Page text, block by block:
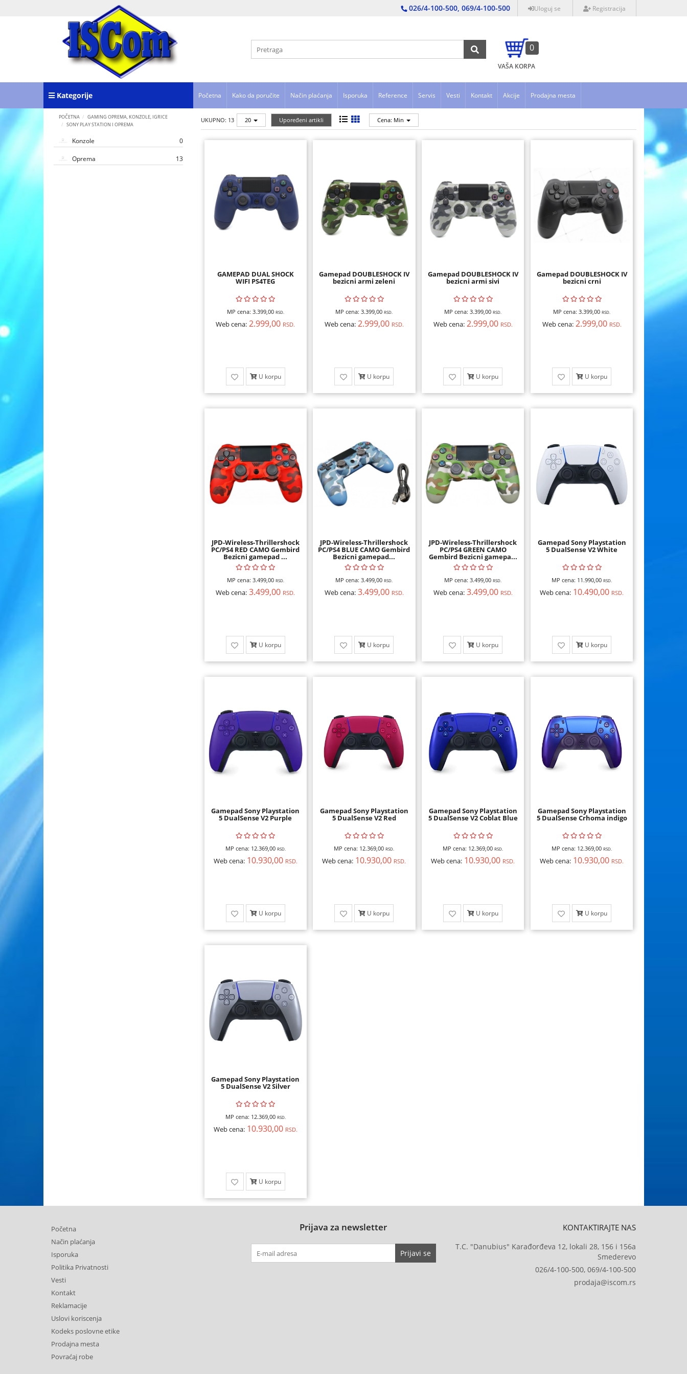
026/4-100-500, 069/4-100-500 Uloguj se Registracija
VAŠA KORPA
0
Kategorije Početna Kako da poručite Način plaćanja Isporuka Reference Servis Vesti Kontakt Akcije Prodajna mesta
POČETNA
GAMING OPREMA, KONZOLE, IGRICE
SONY PLAY STATION I OPREMA
Konzole 0
Oprema 13
UKUPNO: 13 20 Upoređeni artikli Cena: Min
GAMEPAD DUAL SHOCK
WIFI PS4TEG
MP cena: 3.399,00 RSD.
Web cena: 2.999,00 RSD.
U korpu
Gamepad DOUBLESHOCK IV
bezicni armi zeleni
MP cena: 3.399,00RSD.
Web cena: 2.999,00 RSD.
U korpu
Gamepad DOUBLESHOCK IV
bezicni armi sivi
MP cena: 3.399,00RSD.
Web cena: 2.999,00 RSD.
U korpu
Gamepad DOUBLESHOCK IV
bezicni crni
MP cena: 3.399,00RSD.
Web cena: 2.999,00 RSD.
U korpu
JPD-Wireless-Thrillershock
PC/PS4 RED CAMO Gembird
Bezicni gamepad ...
MP cena: 3.499,00 RSD.
Web cena: 3.499,00 RSD.
U korpu
JPD-Wireless-Thrillershock
PC/PS4 BLUE CAMO Gembird
Bezicni gamepad...
MP cena: 3.499,00RSD.
Web cena: 3.499,00 RSD.
U korpu
JPD-Wireless-Thrillershock
PC/PS4 GREEN CAMO
Gembird Bezicni gamepa...
MP cena: 3.499,00RSD.
Web cena: 3.499,00 RSD.
U korpu
Gamepad Sony Playstation
5 DualSense V2 White
MP cena: 11.990,00RSD.
Web cena: 10.490,00 RSD.
U korpu
Gamepad Sony Playstation
5 DualSense V2 Purple
MP cena: 12.369,00 RSD.
Web cena: 10.930,00 RSD.
U korpu
Gamepad Sony Playstation
5 DualSense V2 Red
MP cena: 12.369,00RSD.
Web cena: 10.930,00 RSD.
U korpu
Gamepad Sony Playstation
5 DualSense V2 Coblat Blue
MP cena: 12.369,00RSD.
Web cena: 10.930,00 RSD.
U korpu
Gamepad Sony Playstation
5 DualSense Crhoma indigo
MP cena: 12.369,00RSD.
Web cena: 10.930,00 RSD.
U korpu
Gamepad Sony Playstation
5 DualSense V2 Silver
MP cena: 12.369,00 RSD.
Web cena: 10.930,00 RSD.
U korpu
Početna
Način plaćanja
Isporuka
Politika Privatnosti
Vesti
Kontakt
Reklamacije
Uslovi koriscenja
Kodeks poslovne etike
Prodajna mesta
Povraćaj robe
Prijava za newsletter
Prijavi se
KONTAKTIRAJTE NAS
T.C. "Danubius" Karađorđeva 12, lokali 28, 156 i 156a
Smederevo
026/4-100-500, 069/4-100-500
prodaja@iscom.rs